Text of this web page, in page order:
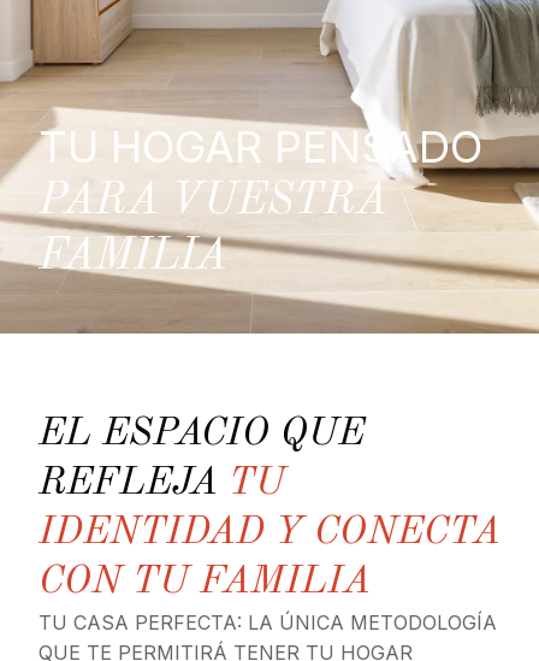
TU HOGAR PENSADO
PARA VUESTRA
FAMILIA
EL ESPACIO QUE
REFLEJA TU
IDENTIDAD Y CONECTA
CON TU FAMILIA
TU CASA PERFECTA: LA ÚNICA METODOLOGÍA
QUE TE PERMITIRÁ TENER TU HOGAR